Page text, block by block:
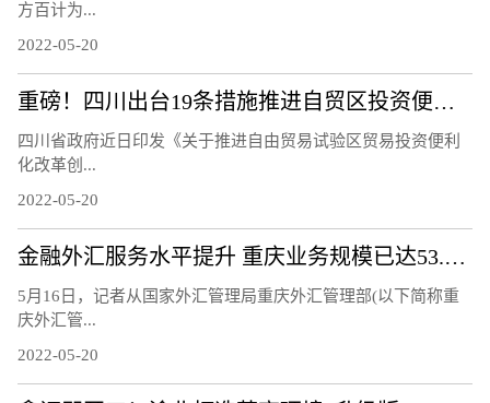
方百计为...
2022-05-20
重磅！四川出台19条措施推进自贸区投资便利化改革
四川省政府近日印发《关于推进自由贸易试验区贸易投资便利
化改革创...
2022-05-20
金融外汇服务水平提升 重庆业务规模已达53.6亿美元
5月16日，记者从国家外汇管理局重庆外汇管理部(以下简称重
庆外汇管...
2022-05-20